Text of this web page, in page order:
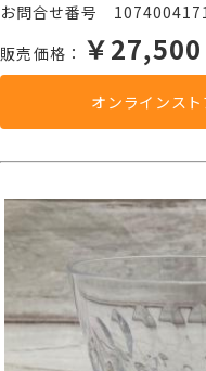
お問合せ番号
販売価格： ￥27,500
オンラインスト